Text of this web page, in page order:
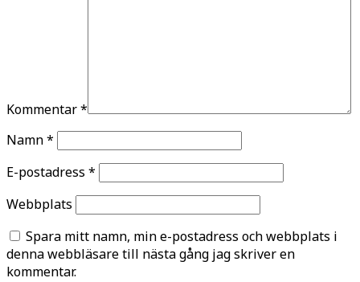
Kommentar*
Namn*
E-postadress *
Webbplats
Spara mitt namn, min e-postadress och webbplats i
denna webbläsare till nästa gång jag skriver en
kommentar.